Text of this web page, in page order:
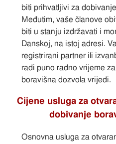
biti prihvatljivi za
Međutim, vaše članove
biti u stanju izdržavati i
Danskoj, na istoj adresi.
registrirani partner ili
radi puno radno vrijeme
boravišna dozvola vrijedi.
Cijene usluga za
dobivanje
Osnovna usluga za